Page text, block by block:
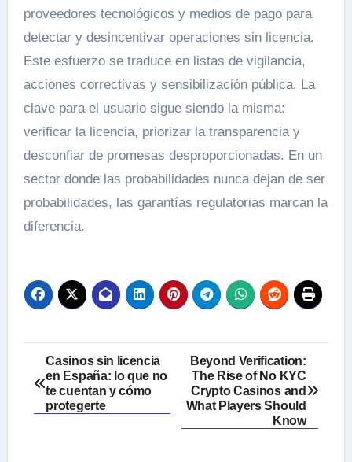
proveedores tecnológicos y medios de pago para
detectar y desincentivar operaciones sin licencia.
Este esfuerzo se traduce en listas de vigilancia,
acciones correctivas y sensibilización pública. La
clave para el usuario sigue siendo la misma:
verificar la licencia, priorizar la transparencia y
desconfiar de promesas desproporcionadas. En un
sector donde las probabilidades nunca dejan de ser
probabilidades, las garantías regulatorias marcan la
diferencia.
Post
navigation
Casinos sin licencia
en España: lo que no
te cuentan y cómo
protegerte
Beyond Verification:
The Rise of No KYC
Crypto Casinos and
What Players Should
Know